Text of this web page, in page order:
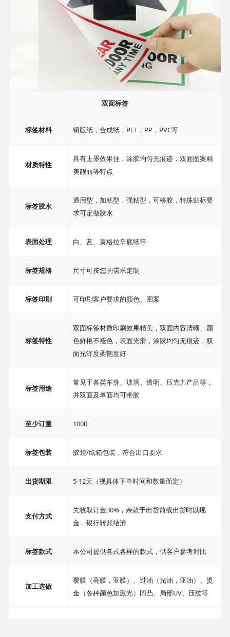
双面标签
标签材料 铜版纸，合成纸，PET，PP，PVC等
材质特性
具有上墨效果佳，涂胶均匀无痕迹，双面图案精
美靓丽等特点
标签胶水
通用型，加粘型，强粘型，可移胶，特殊贴标要
求可定做胶水
表面处理 白、蓝、黄格拉辛底纸等
标签规格 尺寸可按您的需求定制
标签印刷 可印刷客户要求的颜色、图案
标签特性
双面标签材质印刷效果精美，双面内容清晰、颜
色鲜艳不褪色，表面光滑，涂胶均匀无痕迹，双
面光泽度柔韧度好
标签用途
常见于各类车身、玻璃、透明、压克力产品等，
并双面及单面均可带胶
至少订量 1000
标签包装 胶袋/纸箱包装，符合出口要求
出货期限 5-12天（视具体下单时间和数量而定）
支付方式
先收取订金30%，余款于出货前或出货时以现
金，银行转账结清
标签款式 本公司提供各式各样的款式，供客户参考对比
加工选做
覆膜（亮膜，亚膜）、过油（光油，亚油）、烫
金（各种颜色加激光）凹凸、局部UV、压纹等